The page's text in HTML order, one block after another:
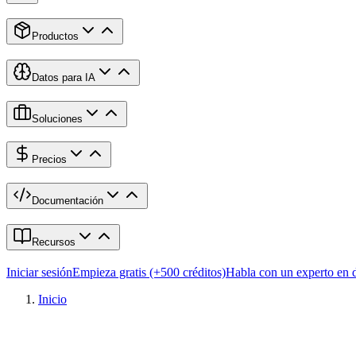
Productos
Datos para IA
Soluciones
Precios
Documentación
Recursos
Iniciar sesiónEmpieza gratis (+500 créditos)Habla con un experto en
Inicio